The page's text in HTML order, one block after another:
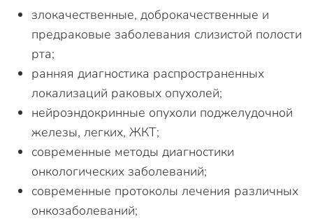
злокачественные, доброкачественные и
предраковые заболевания слизистой полости
рта;
ранняя диагностика распространенных
локализаций раковых опухолей;
нейроэндокринные опухоли поджелудочной
железы, легких, ЖКТ;
современные методы диагностики
онкологических заболеваний;
современные протоколы лечения различных
онкозаболеваний;